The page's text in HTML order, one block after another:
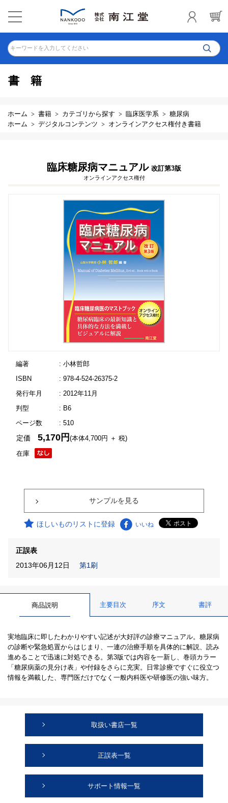
キーワードを入力してください
書籍
ホーム 書籍 カテゴリから探す 臨床医学系
糖尿病
ホーム
デジタルコンテンツ オンラインアクセス権付き書籍
臨床糖尿病マニュアル 改訂第3版
オンラインアクセス権付
編著
: 小林哲郎
ISBN
: 978-4-524-26375-2
発行年月
: 2012年11月
判型
: B6
ページ数
: 510
在庫
定価5,170円(本体4,700円 ＋ 税)
サンプルを見る
ほしいものリストに登録 いいね
正誤表
2013年06月12日
第1刷
商品説明 主要目次 序文 書評
実地臨床に即したわかりやすい記述が大好評の診療マニュアル。糖尿病
の診断や緊急処置からはじまり、一連の治療手順を具体的に解説、読み
進めることで迅速に対処できる。第3版では内容を一新し、巻頭カラー
「糖尿病薬の見分け表」や付録をさらに充実。日常診療ですぐに役立つ
情報を満載した、専門医だけでなく一般内科医や研修医の強い味方。
取扱い書店一覧
正誤表一覧
サポート情報一覧